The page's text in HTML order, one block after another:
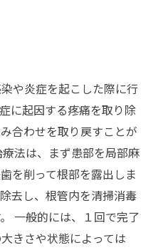
や炎症を起こした際に行
に起因する疼痛を取り除
合わせを取り戻すことが
法は、まず患部を局部麻
を削って根部を露出しま
去し、根管内を清掃消毒
一般的には、１回で完了
きさや状態によっては